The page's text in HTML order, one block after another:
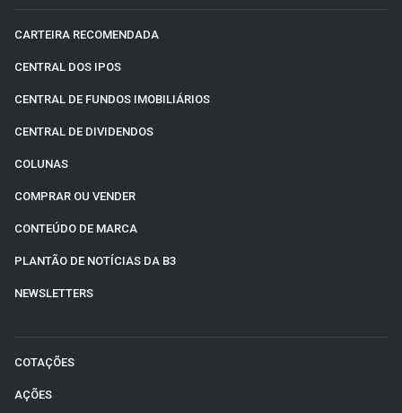
CARTEIRA RECOMENDADA
CENTRAL DOS IPOS
CENTRAL DE FUNDOS IMOBILIÁRIOS
CENTRAL DE DIVIDENDOS
COLUNAS
COMPRAR OU VENDER
CONTEÚDO DE MARCA
PLANTÃO DE NOTÍCIAS DA B3
NEWSLETTERS
COTAÇÕES
AÇÕES